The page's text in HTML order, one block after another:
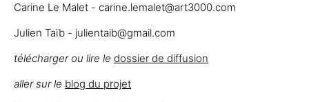
Carine Le Malet - carine.lemalet@art3000.com
Julien Taïb - julientaib@gmail.com
télécharger ou lire le dossier de diffusion
aller sur le blog du projet